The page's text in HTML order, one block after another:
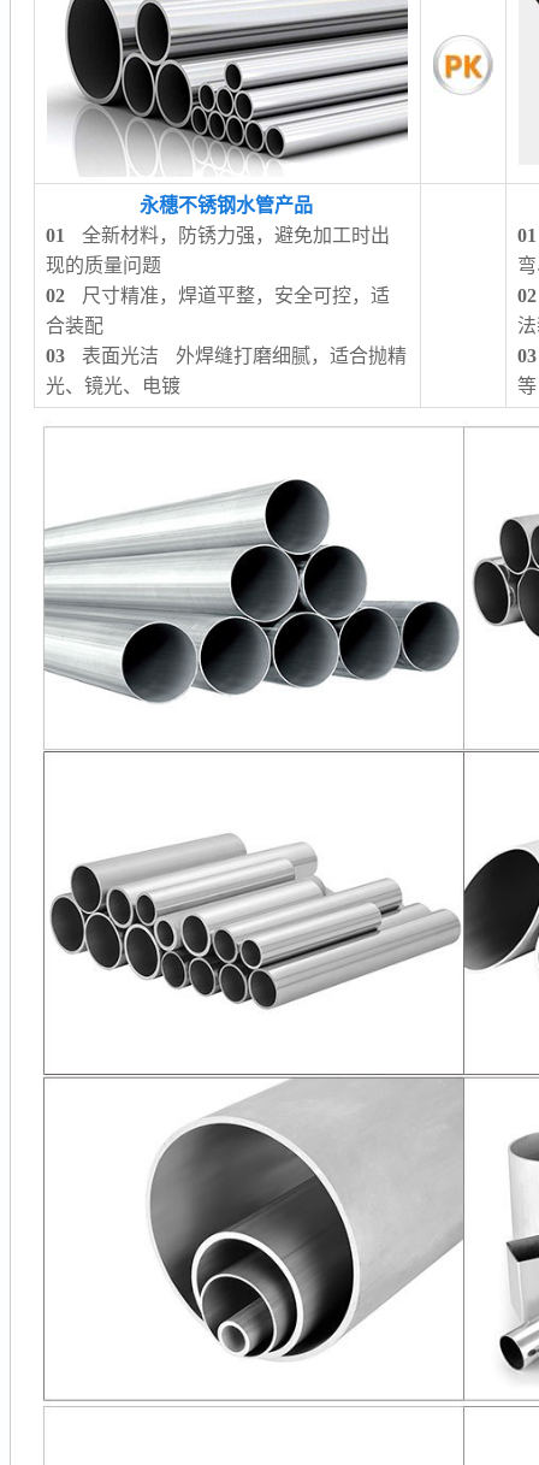
永穗不锈钢水管产品
01
全新材料，防锈力强，避免加工时出
现的质量问题
02 尺寸精准，焊道平整，安全可控，适
合装配
03 表面光洁 外焊缝打磨细腻，适合抛精
光、镜光、电镀
01
02
03